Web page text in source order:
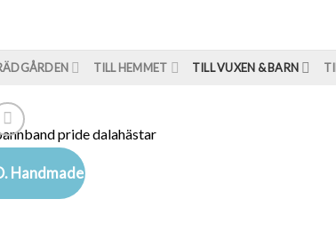
TILL HEMMET TILL VUXEN & BARN
Handmade